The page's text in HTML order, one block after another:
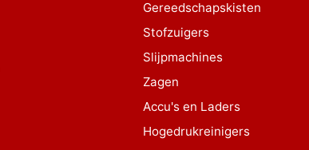
Gereedschapskisten
Stofzuigers
Slijpmachines
Zagen
Accu's en Laders
Hogedrukreinigers